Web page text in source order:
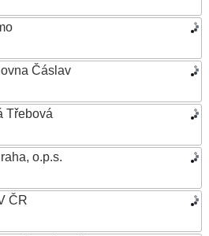
Čáslav
Třebová
o.p.s.
ČR